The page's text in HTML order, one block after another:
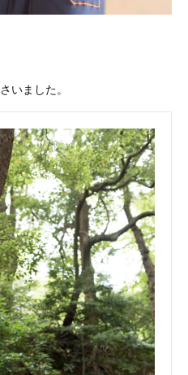
いました。